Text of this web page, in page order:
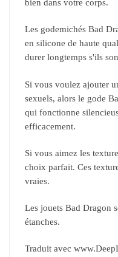
bien dans votre corps.
Les godemichés Bad
en silicone de haute
durer longtemps s'ils
Si vous voulez ajouter
sexuels, alors le gode
qui fonctionne
efficacement.
Si vous aimez les
choix parfait. Ces
vraies.
Les jouets Bad Dragon
étanches.
Traduit avec